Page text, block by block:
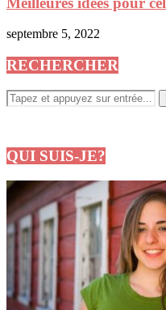
septembre 5, 2022
RECHERCHER
QUI SUIS-JE?